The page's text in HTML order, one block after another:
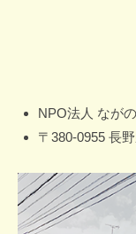
NPO法人 なが
〒380-0955 長